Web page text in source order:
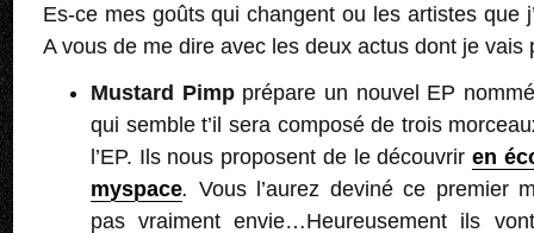
Es-ce mes goûts qui changent ou les artistes que
A vous de me dire avec les deux actus dont je vais
Mustard Pimpprépare un nouvel EP
qui semble t’il sera composé de trois
l’EP. Ils nous proposent de le découvriren
myspace. Vous l’aurez deviné ce premier
pas vraiment envie…Heureusement ils